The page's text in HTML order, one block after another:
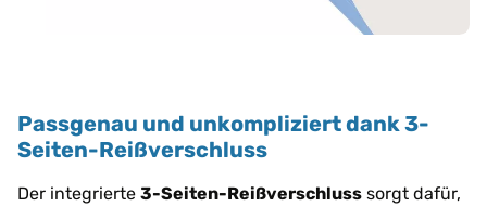
Passgenau und unkompliziert dank 3-
Seiten-Reißverschluss
Der integrierte 3-Seiten-Reißverschluss sorgt dafür,